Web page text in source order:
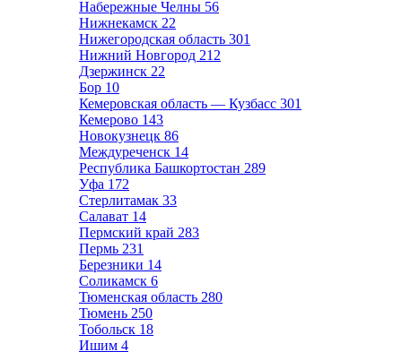
Набережные Челны 56
Нижнекамск 22
Нижегородская область 301
Нижний Новгород 212
Дзержинск 22
Бор 10
Кемеровская область — Кузбасс 301
Кемерово 143
Новокузнецк 86
Междуреченск 14
Республика Башкортостан 289
Уфа 172
Стерлитамак 33
Салават 14
Пермский край 283
Пермь 231
Березники 14
Соликамск 6
Тюменская область 280
Тюмень 250
Тобольск 18
Ишим 4